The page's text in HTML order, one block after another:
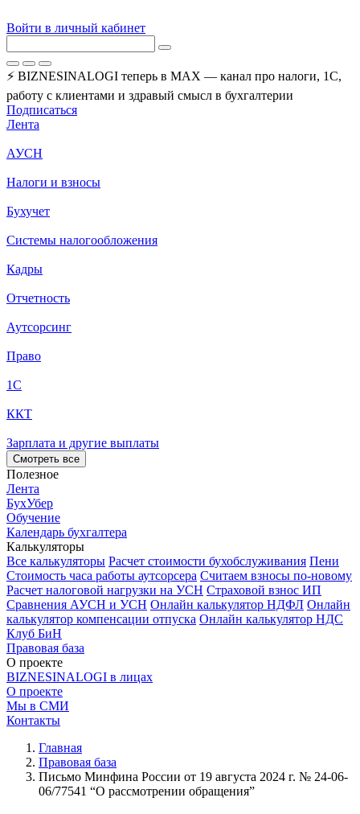
Войти в личный кабинет
⚡ BIZNESINALOGI теперь в MAX — канал про налоги, 1С,
работу с клиентами и здравый смысл в бухгалтерии
Подписаться
Лента
АУСН
Налоги и взносы
Бухучет
Системы налогообложения
Кадры
Отчетность
Аутсорсинг
Право
1С
ККТ
Зарплата и другие выплаты
Смотреть все
Полезное
Лента
БухУбер
Обучение
Календарь бухгалтера
Калькуляторы
Все калькуляторы Расчет стоимости бухобслуживания Пени
Стоимость часа работы аутсорсера Считаем взносы по-новому
Расчет налоговой нагрузки на УСН Страховой взнос ИП
Сравнения АУСН и УСН Онлайн калькулятор НДФЛ Онлайн
калькулятор компенсации отпуска Онлайн калькулятор НДС
Клуб БиН
Правовая база
О проекте
BIZNESINALOGI в лицах
О проекте
Мы в СМИ
Контакты
Главная
Правовая база
Письмо Минфина России от 19 августа 2024 г. № 24-06-
06/77541 “О рассмотрении обращения”